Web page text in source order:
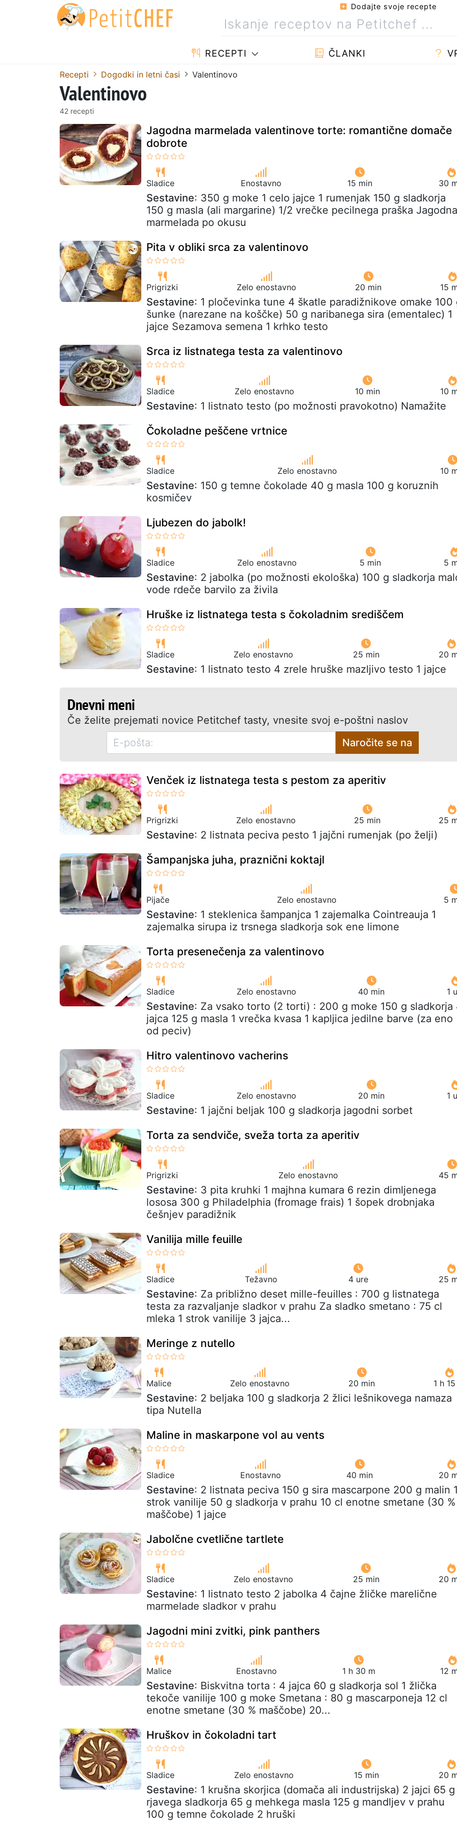
Dodajte svoje recepte
RECEPTI ČLANKI
Recepti Dogodki in letni časi Valentinovo
Valentinovo
42 recepti
Jagodna marmelada valentinove torte: romantične domače
dobrote
Sladice Enostavno 15 min 30
Sestavine: 350 g moke 1 celo jajce 1 rumenjak 150 g sladkorja
150 g masla (ali margarine) 1/2 vrečke pecilnega praška Jagodna
marmelada po okusu
Pita v obliki srca za valentinovo
Prigrizki Zelo enostavno 20 min 15
Sestavine: 1 pločevinka tune 4 škatle paradižnikove omake 100
šunke (narezane na koščke) 50 g naribanega sira (ementalec) 1
jajce Sezamova semena 1 krhko testo
Srca iz listnatega testa za valentinovo
Sladice Zelo enostavno 10 min 10
Sestavine: 1 listnato testo (po možnosti pravokotno) Namažite
Čokoladne peščene vrtnice
Sladice Zelo enostavno 10
Sestavine: 150 g temne čokolade 40 g masla 100 g koruznih
kosmičev
Ljubezen do jabolk!
Sladice Zelo enostavno 5 min 5
Sestavine: 2 jabolka (po možnosti ekološka) 100 g sladkorja
vode rdeče barvilo za živila
Hruške iz listnatega testa s čokoladnim središčem
Sladice Zelo enostavno 25 min 20
Sestavine: 1 listnato testo 4 zrele hruške mazljivo testo 1 jajce
Dnevni meni
Če želite prejemati novice Petitchef tasty, vnesite svoj e-poštni naslov
Naročite se na
Venček iz listnatega testa s pestom za aperitiv
Prigrizki Zelo enostavno 25 min 25
Sestavine: 2 listnata peciva pesto 1 jajčni rumenjak (po želji)
Šampanjska juha, praznični koktajl
Pijače Zelo enostavno 5
Sestavine: 1 steklenica šampanjca 1 zajemalka Cointreauja 1
zajemalka sirupa iz trsnega sladkorja sok ene limone
Torta presenečenja za valentinovo
Sladice Zelo enostavno 40 min 1
Sestavine: Za vsako torto (2 torti) : 200 g moke 150 g sladkorja
jajca 125 g masla 1 vrečka kvasa 1 kapljica jedilne barve (za eno
od peciv)
Hitro valentinovo vacherins
Sladice Zelo enostavno 20 min 1
Sestavine: 1 jajčni beljak 100 g sladkorja jagodni sorbet
Torta za sendviče, sveža torta za aperitiv
Prigrizki Zelo enostavno 45
Sestavine: 3 pita kruhki 1 majhna kumara 6 rezin dimljenega
lososa 300 g Philadelphia (fromage frais) 1 šopek drobnjaka
češnjev paradižnik
Vanilija mille feuille
Sladice Težavno 4 ure 25
Sestavine: Za približno deset mille-feuilles : 700 g listnatega
testa za razvaljanje sladkor v prahu Za sladko smetano : 75 cl
mleka 1 strok vanilije 3 jajca...
Meringe z nutello
Malice Zelo enostavno 20 min 1 h
Sestavine: 2 beljaka 100 g sladkorja 2 žlici lešnikovega namaza
tipa Nutella
Maline in maskarpone vol au vents
Sladice Enostavno 40 min 20
Sestavine: 2 listnata peciva 150 g sira mascarpone 200 g malin 1
strok vanilije 50 g sladkorja v prahu 10 cl enotne smetane (30 %
maščobe) 1 jajce
Jabolčne cvetlične tartlete
Sladice Zelo enostavno 25 min 20
Sestavine: 1 listnato testo 2 jabolka 4 čajne žličke marelične
marmelade sladkor v prahu
Jagodni mini zvitki, pink panthers
Malice Enostavno 1 h 30 m 12
Sestavine: Biskvitna torta : 4 jajca 60 g sladkorja sol 1 žlička
tekoče vanilije 100 g moke Smetana : 80 g mascarponeja 12 cl
enotne smetane (30 % maščobe) 20...
Hruškov in čokoladni tart
Sladice Zelo enostavno 15 min 20
Sestavine: 1 krušna skorjica (domača ali industrijska) 2 jajci 65 g
rjavega sladkorja 65 g mehkega masla 125 g mandljev v prahu
100 g temne čokolade 2 hruški